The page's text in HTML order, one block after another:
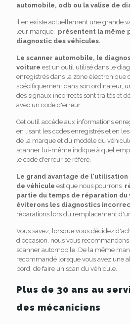
automobile, odb ou la valise de
Il en existe actuellement une grande
leur marque, présentent la même
diagnostic des véhicules.
Le scanner automobile, le
voiture est un outil utilisé dans le
enregistrés dans la zone électronique
spécifiquement dans son ordinateur,
des signaux incorrects sont traités et
avec un code d'erreur.
Cet outil accède aux informations
en lisant les codes enregistrés et en
de la marque et du modèle du
scanner lui-même indique à quel
le code d'erreur se réfère.
Le grand avantage de
de véhicule est que nous pourrons
partie du temps de réparation du
éviterons les diagnostics
réparations lors du remplacement
Vous savez, lorsque vous décidez
d'occasion, nous vous
scanner automobile. De la même
recommandé lorsque vous avez une
bord, de faire un scan du véhicule.
Plus de 30 ans au
des mécaniciens